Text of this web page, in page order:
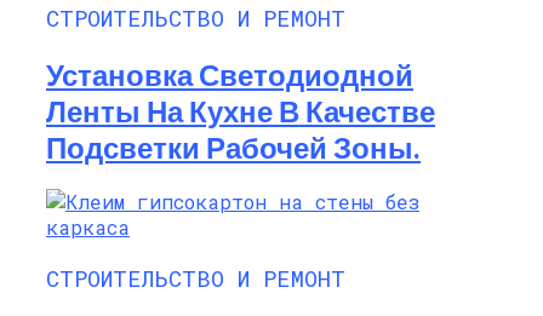
СТРОИТЕЛЬСТВО И РЕМОНТ
Установка Светодиодной
Ленты На Кухне В Качестве
Подсветки Рабочей Зоны.
СТРОИТЕЛЬСТВО И РЕМОНТ